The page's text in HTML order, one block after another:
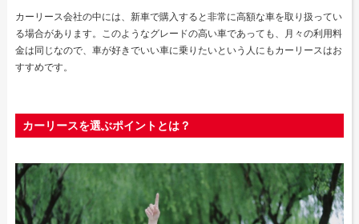
カーリース会社の中には、新車で購入すると非常に高額な車を取り扱ってい
る場合があります。このようなグレードの高い車であっても、月々の利用料
金は同じなので、車が好きでいい車に乗りたいという人にもカーリースはお
すすめです。
カーリースを選ぶポイントとは？